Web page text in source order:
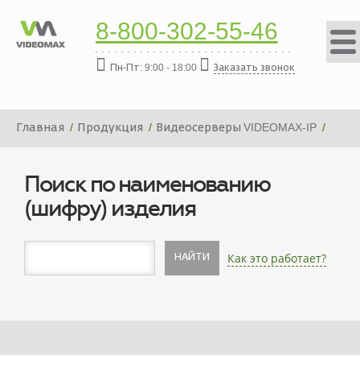
8-800-302-55-46
Пн-Пт: 9:00 - 18:00 Заказать звонок
Главная Продукция
Видеосерверы VIDEOMAX-IP
Поиск по наименованию
(шифру) изделия
НАЙТИ Как это работает?